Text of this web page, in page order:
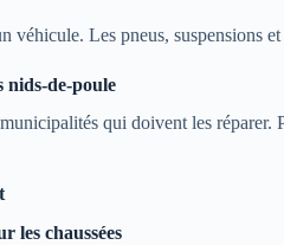
Les pneus, suspensions
nids-de-poule
qui doivent les réparer.
les chaussées